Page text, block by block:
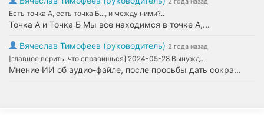
Есть точка А, есть точка Б..., и между ними?..
Точка А и Точка Б Мы все находимся в точке А,...
Вячеслав Тимофеев (руководитель) 2 года назад
[главное верить, что справишься] 2024-05-28 Вынужд...
Мнение ИИ об аудио-файле, после просьбы дать сокра...